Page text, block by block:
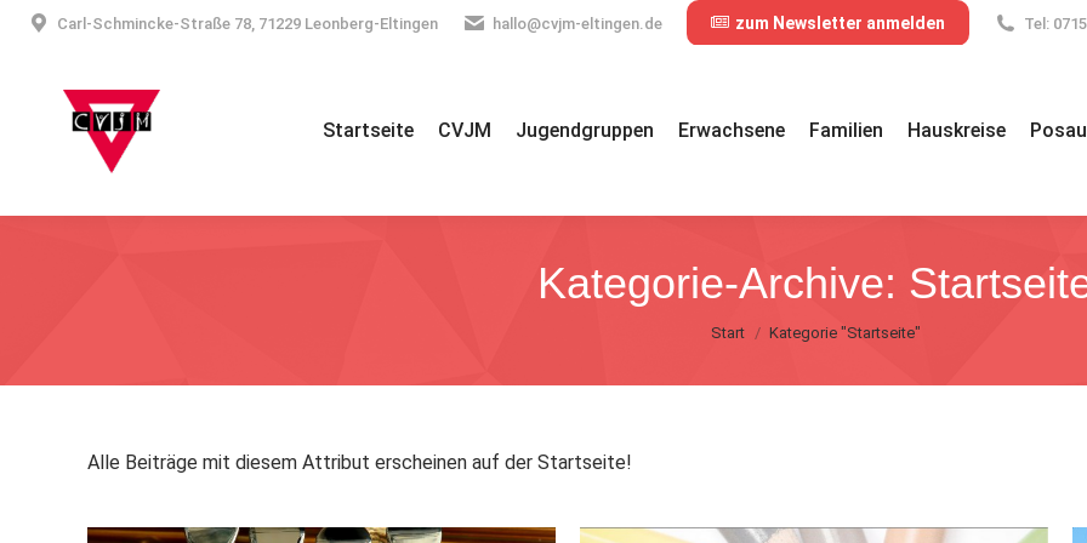
Carl-Schmincke-Straße 78, 71229 Leonberg-Eltingen hallo@cvjm-eltingen.de zum Newsletter anmelden Tel:
Startseite CVJM Jugendgruppen Erwachsene Familien Hauskreise
Kategorie-Archive:
Sie befinden sich hier:
Start Kategorie "Startseite"
Alle Beiträge mit diesem Attribut erscheinen auf der Startseite!